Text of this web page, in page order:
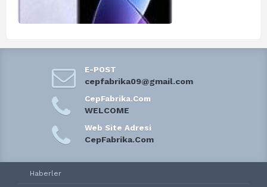
E-POST
cepfabrika09@gmail.com
CepFabrika.Com
WELCOME
Web Site Adresi
CepFabrika.Com
Haberler